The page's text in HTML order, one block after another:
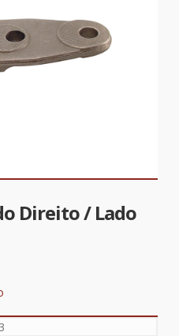
Direito / Lado